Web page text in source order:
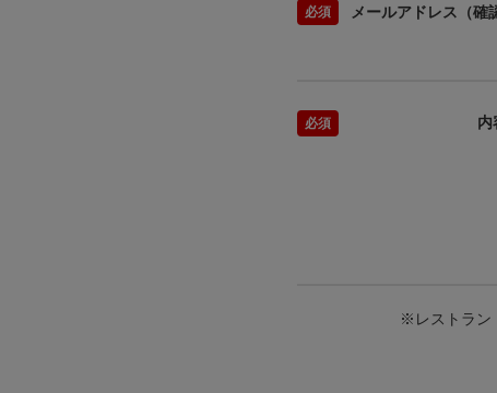
メールアドレス（確
内
※レストラン